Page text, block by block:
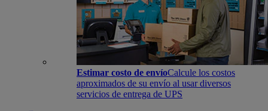
Estimar costo de envíoCalcule los costos
aproximados de su envío al usar diversos
servicios de entrega de UPS